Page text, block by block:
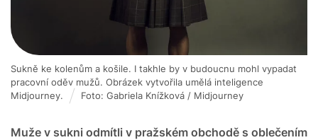
Muže v sukni odmítli v pražském obchodě s oblečením
Sukně ke kolenům a košile. I takhle by v budoucnu mohl vypadat
pracovní oděv mužů. Obrázek vytvořila umělá inteligence
Midjourney.
Foto: Gabriela Knížková / Midjourney